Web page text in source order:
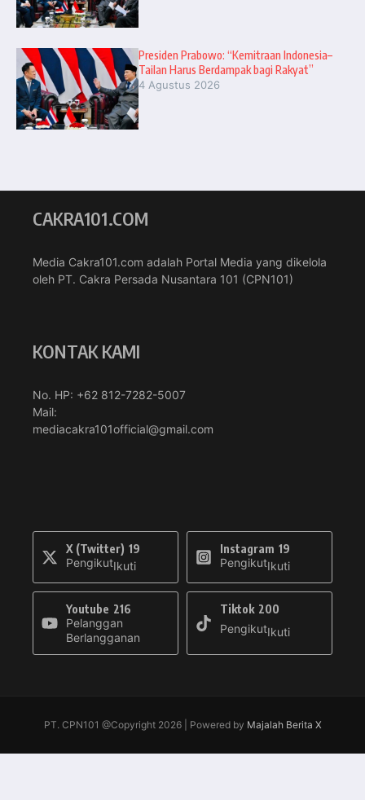
Presiden Prabowo: “Kemitraan Indonesia–
Tailan Harus Berdampak bagi Rakyat”
4 Agustus 2026
CAKRA101.COM
Media Cakra101.com adalah Portal Media yang dikelola
oleh PT. Cakra Persada Nusantara 101 (CPN101)
KONTAK KAMI
No. HP: +62 812-7282-5007
Mail:
mediacakra101official@gmail.com
X (Twitter) 19
PengikutIkuti
Instagram 19
PengikutIkuti
Youtube 216
Pelanggan
Berlangganan
Tiktok 200
PengikutIkuti
PT. CPN101 @Copyright 2026 | Powered by Majalah Berita X